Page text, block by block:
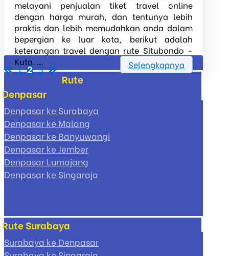
melayani penjualan tiket travel online
dengan harga murah, dan tentunya lebih
praktis dan lebih memudahkan anda dalam
bepergian ke luar kota, berikut adalah
keterangan travel dengan rute Situbondo -
Kuta. ...
Selengkapnya
Posts
pagination
1 2 3
Rute
Denpasar
Denpasar ke Surabaya
Denpasar ke Malang
Denpasar ke Banyuwangi
Denpasar ke Jember
Denpasar Lumajang
Denpasar ke Singaraja
Rute Surabaya
Surabaya ke Denpasar